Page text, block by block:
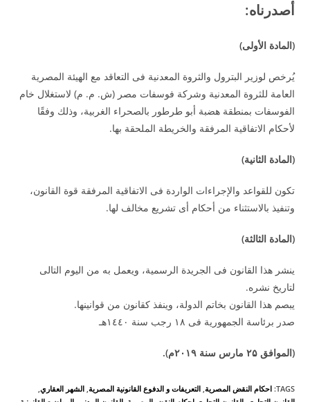
أصدرناه:
(المادة الأولى)
يُرخص لوزير البترول والثروة المعدنية فى التعاقد مع الهيئة المصرية
العامة للثروة المعدنية وشركة فوسفات مصر (ش. م. م) لاستغلال خام
الفوسفات بمنطقة هضبة أبو طرطور بالصحراء الغربية، وذلك وفقًا
لأحكام الاتفاقية المرفقة والخريطة الملحقة بها.
(المادة الثانية)
تكون للقواعد والإجراءات الواردة فى الاتفاقية المرفقة قوة القانون،
وتنفيذ بالاستثناء من أحكام أى تشريع مخالف لها.
(المادة الثالثة)
ينشر هذا القانون فى الجريدة الرسمية، ويعمل به من اليوم التالى
لتاريخ نشره.
يبصم هذا القانون بخاتم الدولة، وينفذ كقانون من قوانينها.
صدر برئاسة الجمهورية فى ۱۸ رجب سنة ۱٤٤۰هـ
(الموافق۲۵ مارس سنة۲۰۱۹م).
TAGS
:احكام النقض المصرية, التعريفات و الدفوع القانونية المصرية, الشهر العقاري,